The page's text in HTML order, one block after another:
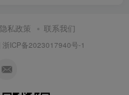
隐私政策 联系我们
浙ICP备2023017940号-1